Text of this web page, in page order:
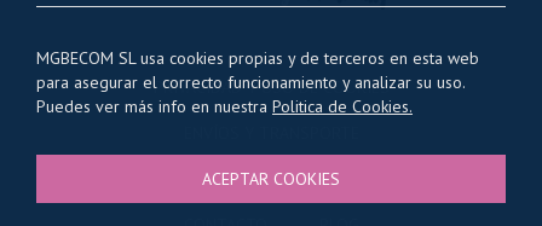
PRIVACIDAD Y USO DE COOKIES
CONDICIONES GENERALES QUIENES SOMOS
MGBECOM SL usa cookies propias y de terceros en esta web
para asegurar el correcto funcionamiento y analizar su uso.
Puedes ver más info en nuestra Politica de Cookies.
ACEPTAR COOKIES